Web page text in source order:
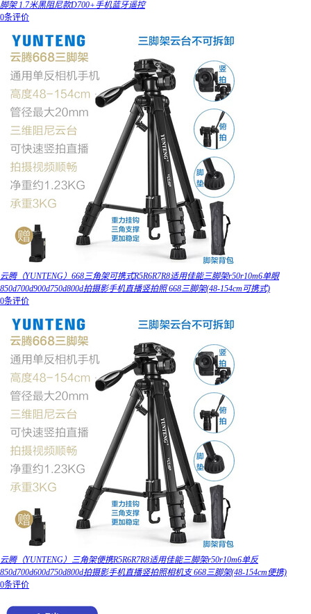
脚架 1.7米黑阻尼款D700+手机蓝牙遥控
0条评价
云腾（YUNTENG）668三角架可携式R5R6R7R8适用佳能三脚架r50r10m6单眼
850d700d900d750d800d拍摄影手机直播竖拍照 668三脚架(48-154cm可携式)
0条评价
云腾（YUNTENG）三角架便携R5R6R7R8适用佳能三脚架r50r10m6单反
850d700d600d750d800d拍摄影手机直播竖拍照相机支 668三脚架(48-154cm便携)
0条评价